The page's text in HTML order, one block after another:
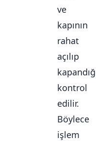
ve
kapının
rahat
açılıp
kontrol
edilir.
Böylece
işlem